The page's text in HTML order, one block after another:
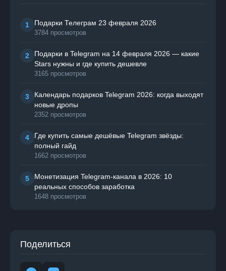
1 Подарки Телеграм 23 февраля 2026
3784 просмотров
2
Подарки в Telegram на 14 февраля 2026 — какие
Stars нужны и где купить дешевле
3165 просмотров
3
Календарь подарков Telegram 2026: когда выходят
новые дропы
2352 просмотров
4
Где купить самые дешёвые Telegram звёзды:
полный гайд
1662 просмотров
5
Монетизация Telegram-канала в 2026: 10
реальных способов заработка
1648 просмотров
Поделиться